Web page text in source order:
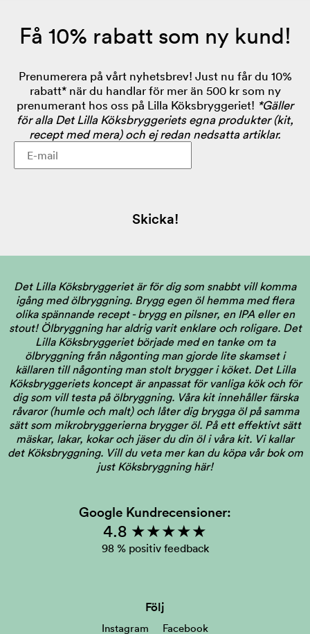
Få 10% rabatt som ny kund!
Prenumerera på vårt nyhetsbrev! Just nu får du 10%
rabatt* när du handlar för mer än 500 kr som ny
prenumerant hos oss på Lilla Köksbryggeriet! *Gäller
för alla Det Lilla Köksbryggeriets egna produkter (kit,
recept med mera) och ej redan nedsatta artiklar.
Skicka!
Det Lilla Köksbryggeriet är för dig som snabbt vill komma
igång med ölbryggning. Brygg egen öl hemma med flera
olika spännande recept - brygg en pilsner, en IPA eller en
stout! Ölbryggning har aldrig varit enklare och roligare. Det
Lilla Köksbryggeriet började med en tanke om ta
ölbryggning från någonting man gjorde lite skamset i
källaren till någonting man stolt brygger i köket. Det Lilla
Köksbryggeriets koncept är anpassat för vanliga kök och för
dig som vill testa på ölbryggning. Våra kit innehåller färska
råvaror (humle och malt) och låter dig brygga öl på samma
sätt som mikrobryggerierna brygger öl. På ett effektivt sätt
mäskar, lakar, kokar och jäser du din öl i våra kit. Vi kallar
det Köksbryggning. Vill du veta mer kan du köpa vår bok om
just Köksbryggning här!
Google Kundrecensioner:
4.8 ★★★★★
98 % positiv feedback
Följ
Instagram Facebook